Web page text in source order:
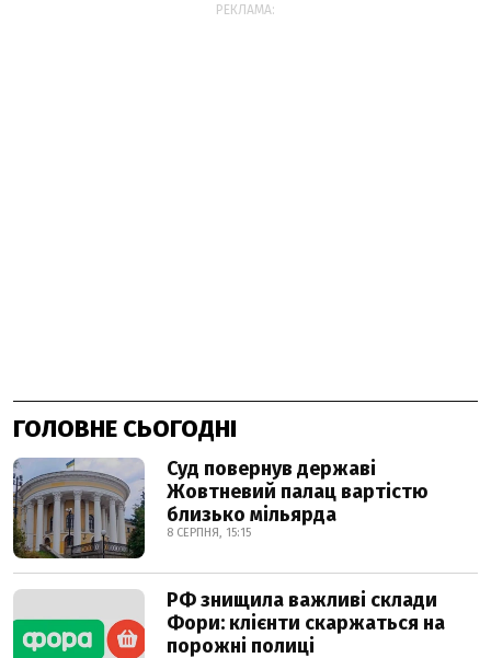
РЕКЛАМА:
ГОЛОВНЕ СЬОГОДНІ
Суд повернув державі
Жовтневий палац вартістю
близько мільярда
8 СЕРПНЯ, 15:15
РФ знищила важливі склади
Фори: клієнти скаржаться на
порожні полиці